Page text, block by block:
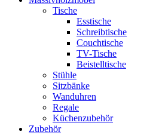
Tische
Esstische
Schreibtische
Couchtische
TV-Tische
Beistelltische
Stühle
Sitzbänke
Wanduhren
Regale
Küchenzubehör
Zubehör